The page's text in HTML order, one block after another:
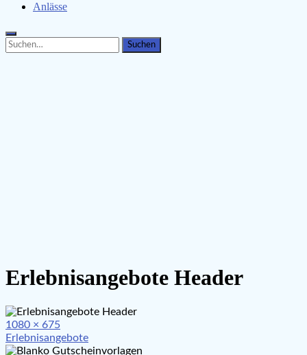
Anlässe
Search
for:
Search
Erlebnisangebote Header
Full
size
1080 × 675
Beitragsnavigation
Erlebnisangebote